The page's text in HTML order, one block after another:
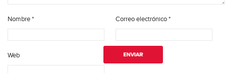
Nombre* Correo electrónico*
Web